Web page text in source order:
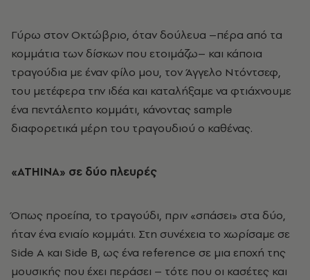
Γύρω στον Οκτώβριο, όταν δούλευα –πέρα από τα
κομμάτια των δίσκων που ετοιμάζω– και κάποια
τραγούδια με έναν φίλο μου, τον Άγγελο Ντόντσεφ,
του μετέφερα την ιδέα και καταλήξαμε να φτιάχνουμε
ένα πεντάλεπτο κομμάτι, κάνοντας sample
διαφορετικά μέρη του τραγουδιού ο καθένας.
«ΑΤΗΙΝΑ» σε δύο πλευρές
Όπως προείπα, το τραγούδι, πριν «σπάσει» στα δύο,
ήταν ένα ενιαίο κομμάτι. Στη συνέχεια το χωρίσαμε σε
Side A και Side B, ως ένα reference σε μια εποχή της
μουσικής που έχει περάσει – τότε που οι κασέτες και